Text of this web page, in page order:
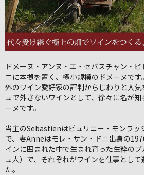
ドメーヌ・アンヌ・エ・セバスチャン・
ニに本拠を置く、極小規模のドメーヌで
外のワイン愛好家の評判からじわりと人
ュで外さないワインとして、徐々に名が
ーヌです。
当主のSebastienはピュリニー・モンラッ
で、妻Anneはモレ・サン・ドニ出身の
インに囲まれた中で生まれ育った生粋の
ュ人）で、それぞれがワインを仕事とし
た。